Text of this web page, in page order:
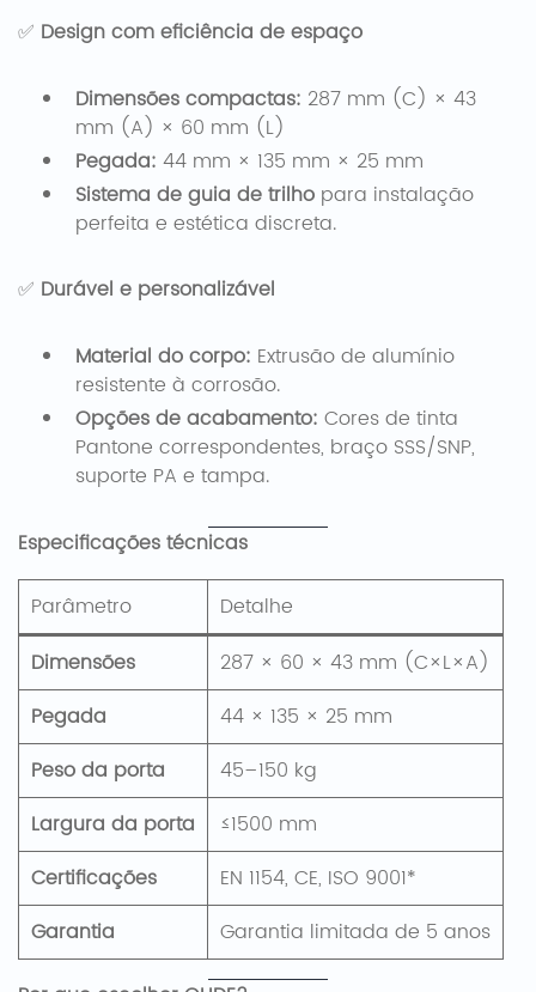
✅ ​ Design com eficiência de espaço
Dimensões compactas: 287 mm (C) × 43
mm (A) × 60 mm (L)
Pegada: 44 mm × 135 mm × 25 mm
Sistema de guia de trilho para instalação
perfeita e estética discreta.
✅ ​ Durável e personalizável
Material do corpo: Extrusão de alumínio
resistente à corrosão.
Opções de acabamento: Cores de tinta
Pantone correspondentes, braço SSS/SNP,
suporte PA e tampa.
Especificações técnicas
Parâmetro
Detalhe
Dimensões
287 × 60 × 43 mm (C×L×A)
Pegada
44 × 135 × 25 mm
Peso da porta
45–150 kg
Largura da porta
≤1500 mm
Certificações
EN 1154, CE, ISO 9001*
Garantia
Garantia limitada de 5 anos